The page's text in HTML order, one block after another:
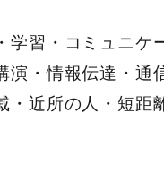
学習・コミュニケ
演・情報伝達・通
・近所の人・短